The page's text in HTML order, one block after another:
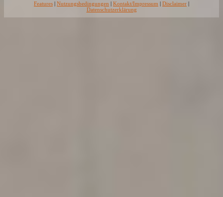
Features
Nutzungsbedingungen Kontakt/Impressum Disclaimer
Datenschutzerklärung